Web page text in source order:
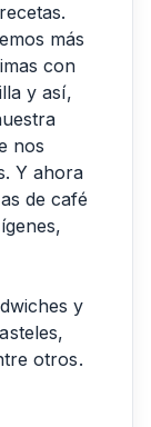
más
con
y así,
nos
Y ahora
de café
y
otros.